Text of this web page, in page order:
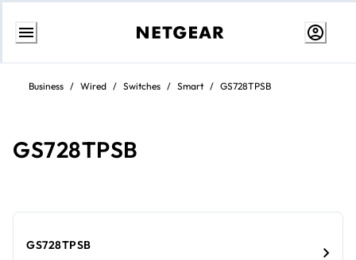
Aller
contenuBusiness / Wired / Switches / Smart / GS728TPSB
GS728TPSB
GS728TPSB